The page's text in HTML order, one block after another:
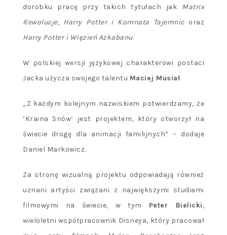
dorobku pracę przy takich tytułach jak Matrix
Rewolucje, Harry Potter i Komnata Tajemnicoraz
Harry Potter i Więzień Azkabanu.
W polskiej wersji językowej charakterowi postaci
Jacka użycza swojego talentu Maciej Musiał.
„Z każdym kolejnym nazwiskiem potwierdzamy, że
‘Kraina Snów’ jest projektem, który otworzył na
świecie drogę dla animacji familijnych” – dodaje
Daniel Markowicz.
Za stronę wizualną projektu odpowiadają również
uznani artyści związani z największymi studiami
filmowymi na świecie, w tym Peter Bielicki,
wieloletni współpracownik Disneya, który pracował